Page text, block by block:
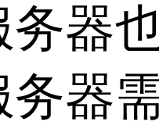
务器
务器